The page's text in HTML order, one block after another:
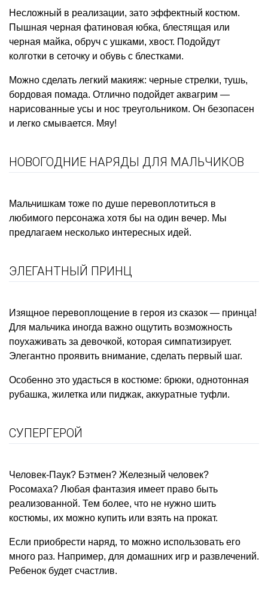
Несложный в реализации, зато эффектный костюм.
Пышная черная фатиновая юбка, блестящая или
черная майка, обруч с ушками, хвост. Подойдут
колготки в сеточку и обувь с блестками.
Можно сделать легкий макияж: черные стрелки, тушь,
бордовая помада. Отлично подойдет аквагрим —
нарисованные усы и нос треугольником. Он безопасен
и легко смывается. Мяу!
НОВОГОДНИЕ НАРЯДЫ ДЛЯ МАЛЬЧИКОВ
Мальчишкам тоже по душе перевоплотиться в
любимого персонажа хотя бы на один вечер. Мы
предлагаем несколько интересных идей.
ЭЛЕГАНТНЫЙ ПРИНЦ
Изящное перевоплощение в героя из сказок — принца!
Для мальчика иногда важно ощутить возможность
поухаживать за девочкой, которая симпатизирует.
Элегантно проявить внимание, сделать первый шаг.
Особенно это удасться в костюме: брюки, однотонная
рубашка, жилетка или пиджак, аккуратные туфли.
СУПЕРГЕРОЙ
Человек-Паук? Бэтмен? Железный человек?
Росомаха? Любая фантазия имеет право быть
реализованной. Тем более, что не нужно шить
костюмы, их можно купить или взять на прокат.
Если приобрести наряд, то можно использовать его
много раз. Например, для домашних игр и развлечений.
Ребенок будет счастлив.